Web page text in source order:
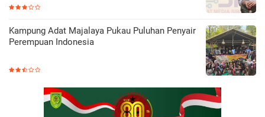
Kampung Adat Majalaya Pukau Puluhan Penyair
Perempuan Indonesia